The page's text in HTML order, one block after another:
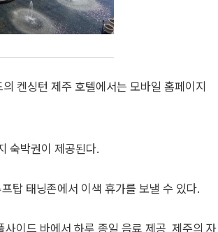
켄싱턴 제주 호텔에서는 모바일 홈페이지
숙박권이 제공된다.
탑 태닝존에서 이색 휴가를 보낼 수 있다.
이드 바에서 하루 종일 음료 제공, 제주의 자